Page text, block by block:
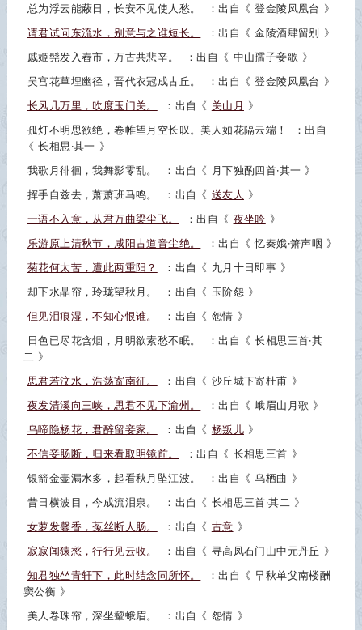
总为浮云能蔽日，长安不见使人愁。
：出自《 登金陵凤凰台 》
请君试问东流水，别意与之谁短长。
：出自《 金陵酒肆留别 》
戚姬髡发入舂市，万古共悲辛。
：出自《 中山孺子妾歌 》
吴宫花草埋幽径，晋代衣冠成古丘。
：出自《 登金陵凤凰台 》
长风几万里，吹度玉门关。
：出自《 关山月 》
孤灯不明思欲绝，卷帷望月空长叹。美人如花隔云端！
：出自
《 长相思·其一 》
我歌月徘徊，我舞影零乱。
：出自《 月下独酌四首·其一 》
挥手自兹去，萧萧班马鸣。
：出自《 送友人 》
一语不入意，从君万曲梁尘飞。
：出自《 夜坐吟 》
乐游原上清秋节，咸阳古道音尘绝。
：出自《 忆秦娥·箫声咽 》
菊花何太苦，遭此两重阳？
：出自《 九月十日即事 》
却下水晶帘，玲珑望秋月。
：出自《 玉阶怨 》
但见泪痕湿，不知心恨谁。
：出自《 怨情 》
日色已尽花含烟，月明欲素愁不眠。
：出自《 长相思三首·其
二 》
思君若汶水，浩荡寄南征。
：出自《 沙丘城下寄杜甫 》
夜发清溪向三峡，思君不见下渝州。
：出自《 峨眉山月歌 》
乌啼隐杨花，君醉留妾家。
：出自《 杨叛儿 》
不信妾肠断，归来看取明镜前。
：出自《 长相思三首 》
银箭金壶漏水多，起看秋月坠江波。
：出自《 乌栖曲 》
昔日横波目，今成流泪泉。
：出自《 长相思三首·其二 》
女萝发馨香，菟丝断人肠。
：出自《 古意 》
寂寂闻猿愁，行行见云收。
：出自《 寻高凤石门山中元丹丘 》
知君独坐青轩下，此时结念同所怀。
：出自《 早秋单父南楼酬
窦公衡 》
美人卷珠帘，深坐颦蛾眉。
：出自《 怨情 》